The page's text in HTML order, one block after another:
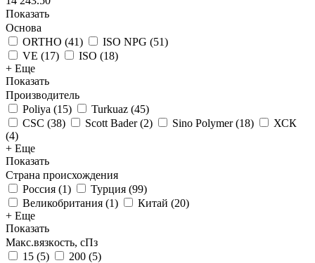
Показать
Основа
ORTHO (41) ISO NPG (51)
VE (17) ISO (18)
+ Еще
Показать
Производитель
Poliya (15) Turkuaz (45)
CSC (38) Scott Bader(2) Sino Polymer(18)
ХСК
(4)
+ Еще
Показать
Страна происхождения
Россия (1) Турция (99)
Великобритания (1) Китай (20)
+ Еще
Показать
Макс.вязкoсть, сПз
15 (5) 200 (5)